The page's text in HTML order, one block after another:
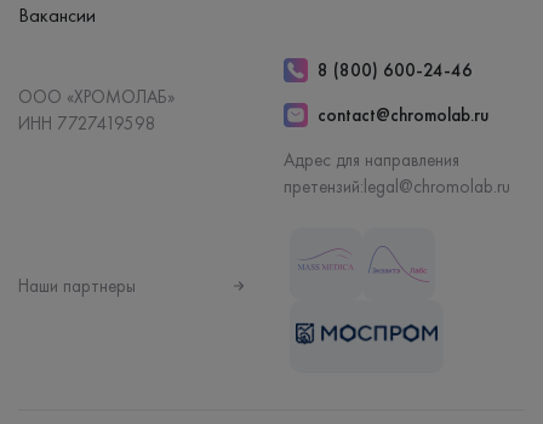
Вакансии
ООО «ХРОМОЛАБ»
ИНН 7727419598
8 (800) 600-24-46
contact@chromolab.ru
Адрес для направления
претензий:legal@chromolab.ru
Наши партнеры